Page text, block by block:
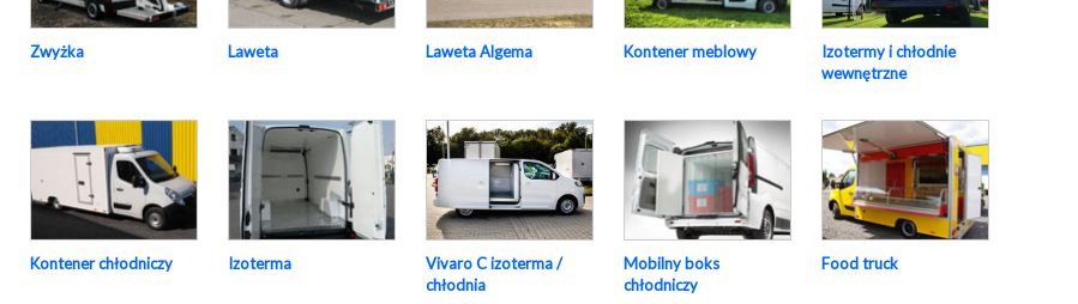
Zwyżka Laweta Laweta Algema Kontener meblowy
Izotermy i chłodnie
wewnętrzne
Kontener chłodniczy Izoterma
Vivaro C izoterma /
chłodnia
Mobilny boks
chłodniczy
Food truck